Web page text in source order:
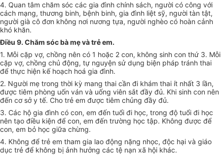
4. Quan tâm chăm sóc các gia đình chính sách, người có công với
cách mạng, thương binh, bệnh binh, gia đình liệt sỹ, người tàn tật,
người già cô đơn không nơi nương tựa, người nghèo có hoàn cảnh
khó khăn.
Điều 9. Chăm sóc bà mẹ và trẻ em.
1. Mỗi cặp vợ, chồng nên có 1 hoặc 2 con, không sinh con thứ 3. Mỗi
cặp vợ, chồng chủ động, tự nguyện sử dụng biện pháp tránh thai
để thực hiện kế hoạch hoá gia đình.
2. Người mẹ trong thời kỳ mang thai cần đi khám thai ít nhất 3 lần,
được tiêm phòng uốn ván và uống viên sắt đầy đủ. Khi sinh con nên
đến cơ sở y tế. Cho trẻ em được tiêm chủng đầy đủ.
3. Các hộ gia đình có con, em đến tuổi đi học, trong độ tuổi đi học
nên tạo điều kiện để con, em đến trường học tập. Không được để
con, em bỏ học giữa chừng.
4. Không để trẻ em tham gia lao động nặng nhọc, độc hại và giáo
dục trẻ để không bị ảnh hưởng các tệ nạn xã hội khác.